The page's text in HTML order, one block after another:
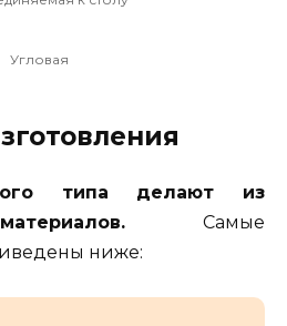
Угловая
типа делают из
Самые
ниже: